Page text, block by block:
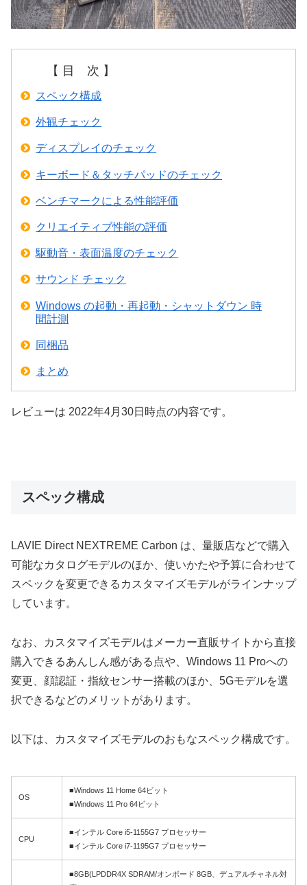
【 目 次 】
スペック構成
外観チェック
ディスプレイのチェック
キーボード＆タッチパッドのチェック
ベンチマークによる性能評価
クリエイティブ性能の評価
駆動音・表面温度のチェック
サウンド チェック
Windows の起動・再起動・シャットダウン 時
間計測
同梱品
まとめ
レビューは 2022年4月30日時点の内容です。
スペック構成
LAVIE Direct NEXTREME Carbon は、量販店などで購入
可能なカタログモデルのほか、使いかたや予算に合わせて
スペックを変更できるカスタマイズモデルがラインナップ
しています。
なお、カスタマイズモデルはメーカー直販サイトから直接
購入できるあんしん感がある点や、Windows 11 Proへの
変更、顔認証・指紋センサー搭載のほか、5Gモデルを選
択できるなどのメリットがあります。
以下は、カスタマイズモデルのおもなスペック構成です。
OS
■Windows 11 Home 64ビット
■Windows 11 Pro 64ビット
CPU
■インテル Core i5-1155G7 プロセッサー
■インテル Core i7-1195G7 プロセッサー
■8GB(LPDDR4X SDRAM/オンボード 8GB、デュアルチャネル対